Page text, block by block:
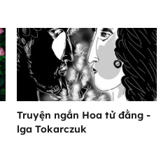
Truyện ngắn Hoa tử đằng -
lga Tokarczuk